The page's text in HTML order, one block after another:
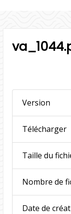
Version
Télécharger
Taille du
Nombre de
Date de